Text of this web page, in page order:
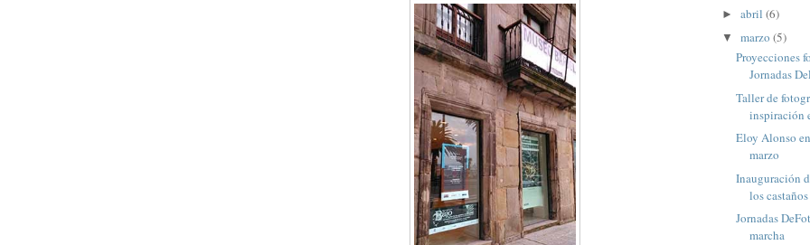
► abril (6)
▼ marzo (5)
Proyecciones
Jornadas
Taller de
inspiración
Eloy Alonso
marzo
Inauguración
los
Jornadas
marcha